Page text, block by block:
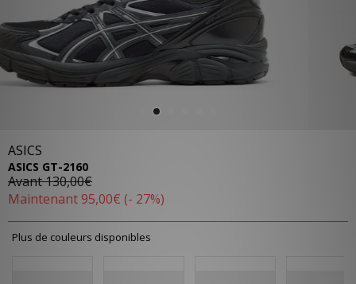
ASICS
ASICS GT-2160
Avant130,00€
Maintenant 95,00€ (- 27%)
Plus de couleurs disponibles